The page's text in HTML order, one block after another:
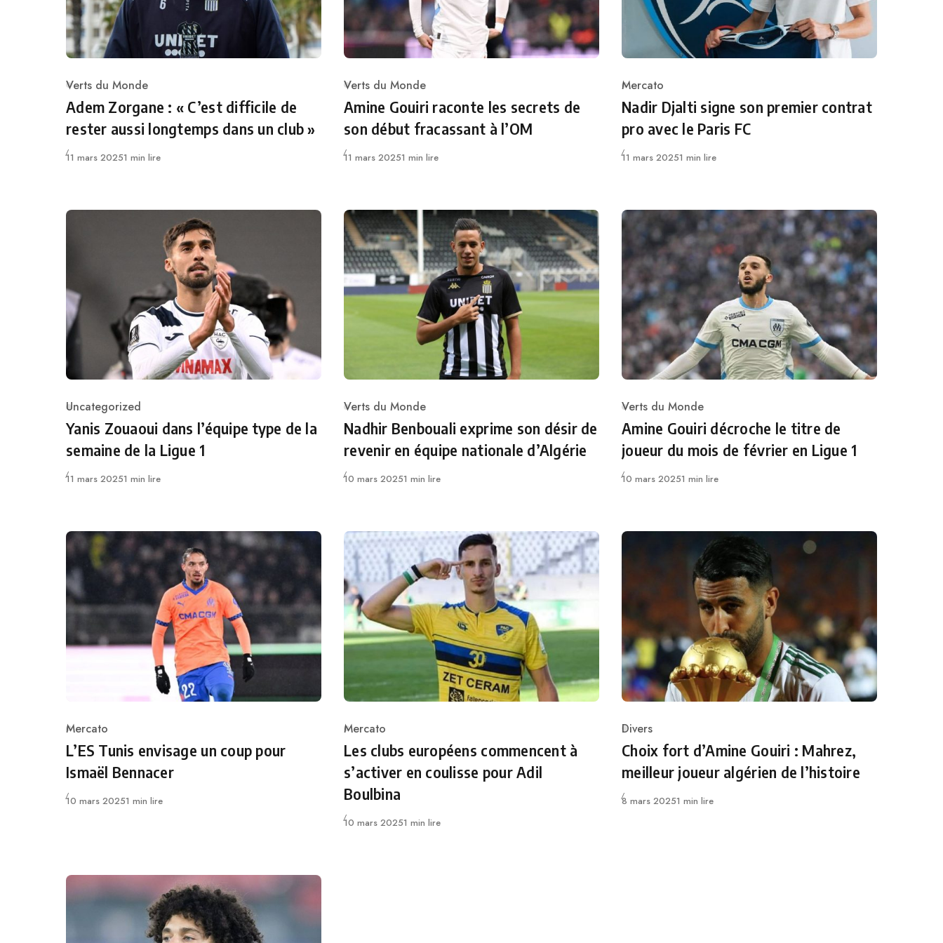
Category
Verts du Monde
Adem Zorgane : « C’est difficile de
rester aussi longtemps dans un club »
Publié
11 mars 20251 min lire
Category
Verts du Monde
Amine Gouiri raconte les secrets de
son début fracassant à l’OM
Publié
11 mars 20251 min lire
Category
Mercato
Nadir Djalti signe son premier contrat
pro avec le Paris FC
Publié
11 mars 20251 min lire
Category
Uncategorized
Yanis Zouaoui dans l’équipe type de la
semaine de la Ligue 1
Publié
11 mars 20251 min lire
Category
Verts du Monde
Nadhir Benbouali exprime son désir de
revenir en équipe nationale d’Algérie
Publié
10 mars 20251 min lire
Category
Verts du Monde
Amine Gouiri décroche le titre de
joueur du mois de février en Ligue 1
Publié
10 mars 20251 min lire
Category
Mercato
L’ES Tunis envisage un coup pour
Ismaël Bennacer
Publié
10 mars 20251 min lire
Category
Mercato
Les clubs européens commencent à
s’activer en coulisse pour Adil
Boulbina
Publié
10 mars 20251 min lire
Category
Divers
Choix fort d’Amine Gouiri : Mahrez,
meilleur joueur algérien de l’histoire
Publié
8 mars 20251 min lire